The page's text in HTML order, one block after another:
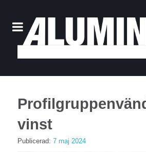
vinst
Publicerad: 7 maj 2024